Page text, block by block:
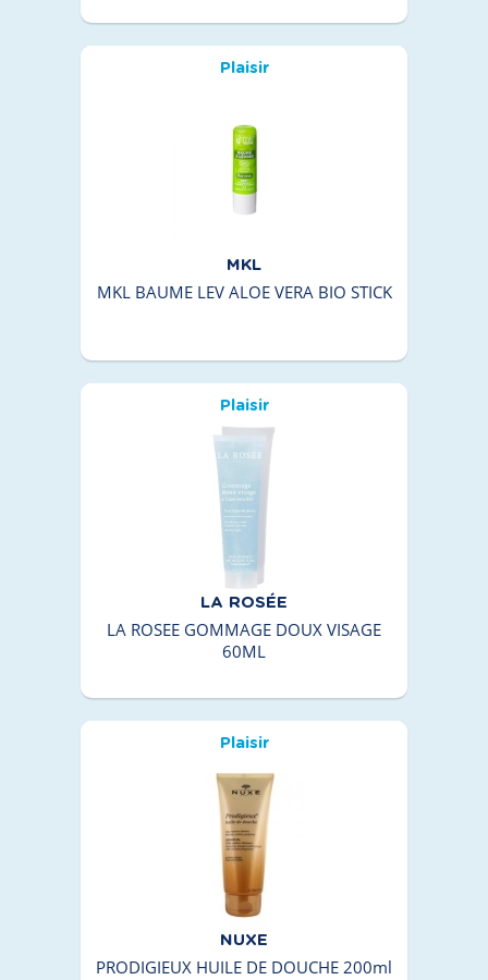
Plaisir
MKL
MKL BAUME LEV ALOE VERA BIO STICK
Plaisir
LA ROSÉE
LA ROSEE GOMMAGE DOUX VISAGE
60ML
Plaisir
NUXE
PRODIGIEUX HUILE DE DOUCHE 200ml